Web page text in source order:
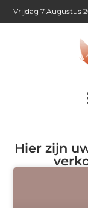
Vrijdag 7 Augustus
Hier zijn